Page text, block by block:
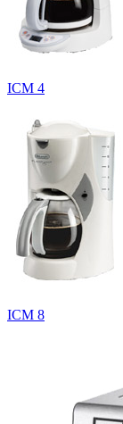
ICM 4
ICM 8